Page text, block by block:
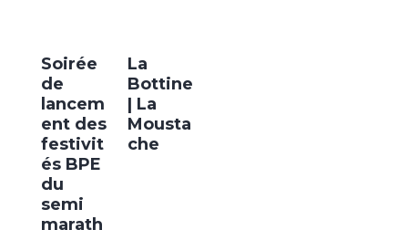
Soirée
de
lancem
ent des
festivit
és BPE
du
semi
marath
La
Bottine
| La
Mousta
che